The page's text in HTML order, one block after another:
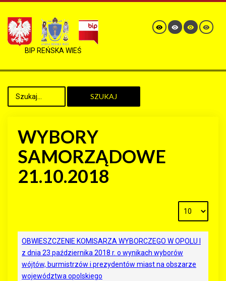
BIP REŃSKA WIEŚ
SZUKAJ
WYBORY
SAMORZĄDOWE
21.10.2018
OBWIESZCZENIE KOMISARZA WYBORCZEGO W OPOLU I
z dnia 23 października 2018 r. o wynikach wyborów
wójtów, burmistrzów i prezydentów miast na obszarze
województwa opolskiego